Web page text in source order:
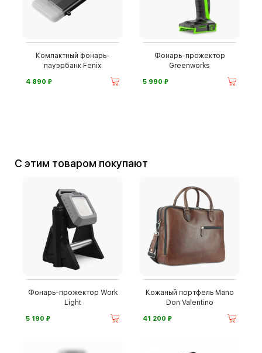
Компактный фонарь-
пауэрбанк Fenix
4 890 ⃏
Фонарь-прожектор
Greenworks
5 990 ⃏
С этим товаром покупают
Фонарь-прожектор Work
Light
5 190 ⃏
Кожаный портфель Mano
Don Valentino
41 200 ⃏